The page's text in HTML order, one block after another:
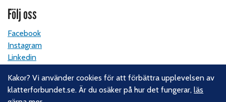
Följ oss
Facebook
Instagram
Linkedin
Kakor? Vi använder cookies för att förbättra upplevelsen av
klatterforbundet.se. Är du osäker på hur det fungerar,läs